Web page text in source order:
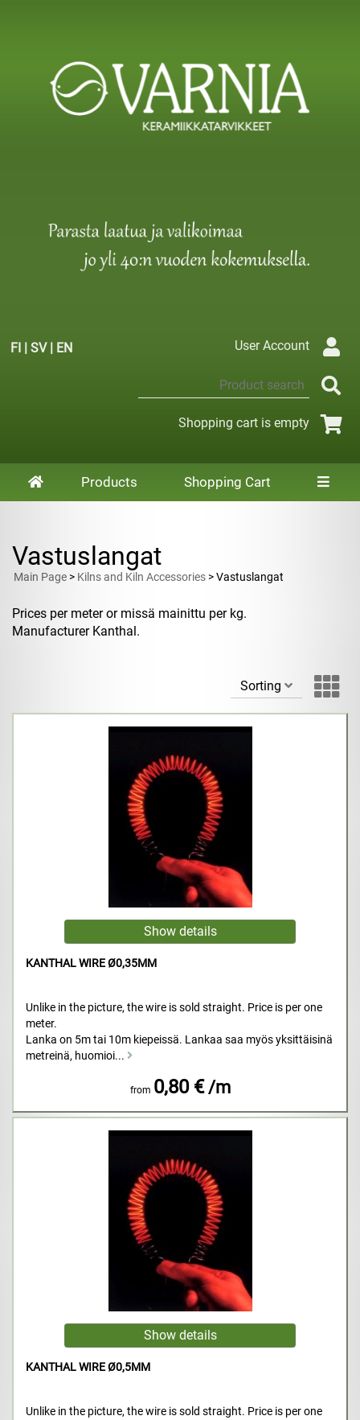
FI | SV| EN User Account
Shopping cart is empty
Products Shopping Cart
Vastuslangat
Main Page > Kilns and Kiln Accessories > Vastuslangat
Prices per meter or missä mainittu per kg.
Manufacturer Kanthal.
Sorting
KANTHAL WIRE Ø0,35MM
Unlike in the picture, the wire is sold straight. Price is per one
meter.
Lanka on 5m tai 10m kiepeissä. Lankaa saa myös yksittäisinä
metreinä, huomioi...
from 0,80 € /m
KANTHAL WIRE Ø0,5MM
Unlike in the picture, the wire is sold straight. Price is per one